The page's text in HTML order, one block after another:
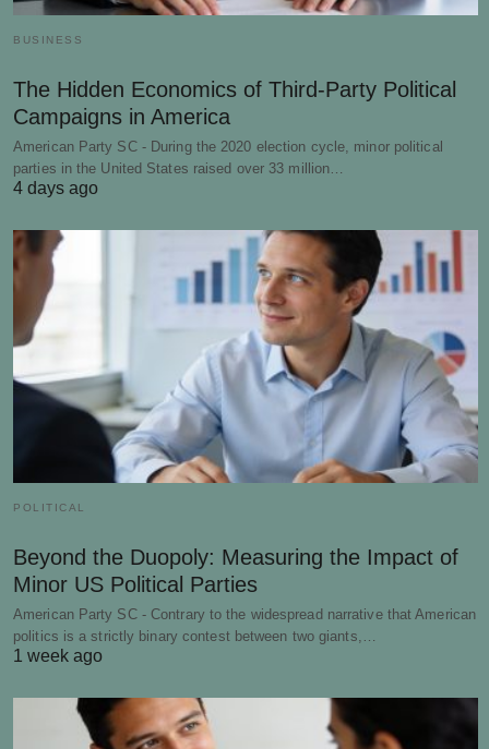
BUSINESS
The Hidden Economics of Third-Party Political
Campaigns in America
American Party SC - During the 2020 election cycle, minor political
parties in the United States raised over 33 million…
4 days ago
POLITICAL
Beyond the Duopoly: Measuring the Impact of
Minor US Political Parties
American Party SC - Contrary to the widespread narrative that American
politics is a strictly binary contest between two giants,…
1 week ago